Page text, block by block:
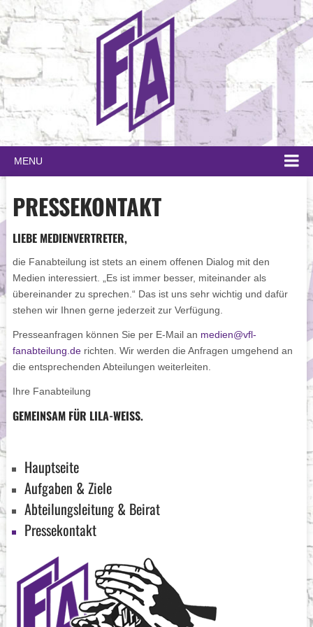
MENU
PRESSEKONTAKT
LIEBE MEDIENVERTRETER,
die Fanabteilung ist stets an einem offenen Dialog mit den
Medien interessiert. „Es ist immer besser, miteinander als
übereinander zu sprechen.“ Das ist uns sehr wichtig und dafür
stehen wir Ihnen gerne jederzeit zur Verfügung.
Presseanfragen können Sie per E-Mail an medien@vfl-
fanabteilung.derichten. Wir werden die Anfragen umgehend an
die entsprechenden Abteilungen weiterleiten.
Ihre Fanabteilung
GEMEINSAM FÜR LILA-WEISS.
Hauptseite
Aufgaben & Ziele
Abteilungsleitung & Beirat
Pressekontakt